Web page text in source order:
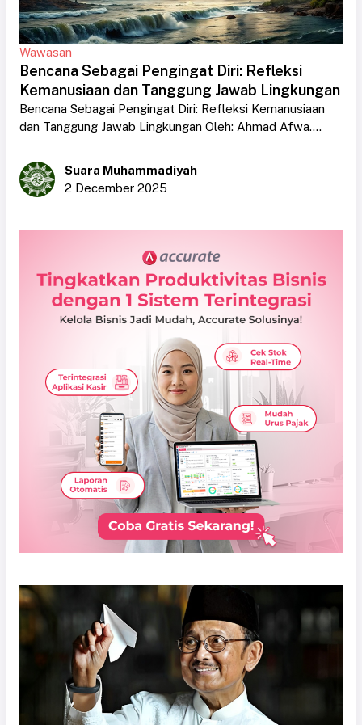
Wawasan
Bencana Sebagai Pengingat Diri: Refleksi
Kemanusiaan dan Tanggung Jawab Lingkungan
Bencana Sebagai Pengingat Diri: Refleksi Kemanusiaan
dan Tanggung Jawab Lingkungan Oleh: Ahmad Afwa....
Suara Muhammadiyah
2 December 2025